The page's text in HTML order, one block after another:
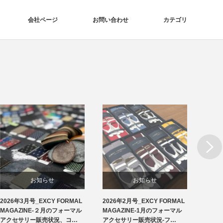
会社ページ お問い合わせ カテゴリ
お知らせ
洲鎌ブログ
2026年3月号_EXCY FORMAL
MAGAZINE-２月のフォーマル
アクセサリー販売状況、コ…
お知らせ
フォーマルアクセサリー
2026年2月号_EXCY FORMAL
MAGAZINE-1月のフォーマル
アクセサリー販売状況-フ…
Next